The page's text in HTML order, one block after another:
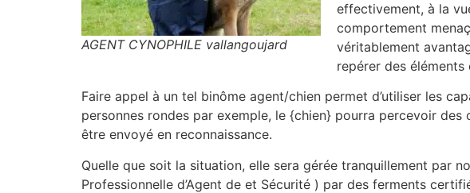
AGENT CYNOPHILE vallangoujard
effectivement, à la
comportement
véritablement
repérer des éléments
Faire appel à un tel binôme agent/chien permet d’utiliser les
personnes rondes par exemple, le {chien} pourra percevoir
être envoyé en reconnaissance.
Quelle que soit la situation, elle sera gérée tranquillement par
Professionnelle d’Agent de et Sécurité ) par des ferments